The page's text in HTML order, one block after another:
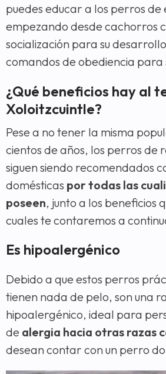
puedes educar a los perros de
empezando desde cachorros
socialización para su
comandos de obediencia para
¿Qué beneficios hay al
Xoloitzcuintle?
Pese a no tener la misma
cientos de años, los perros de
siguen siendo recomendados
domésticas por todas las
poseen, junto a los beneficios
cuales te contaremos a
Es hipoalergénico
Debido a que estos perros
tienen nada de pelo, son una
hipoalergénico, ideal para
de alergia hacia otras razas
desean contar con un perro